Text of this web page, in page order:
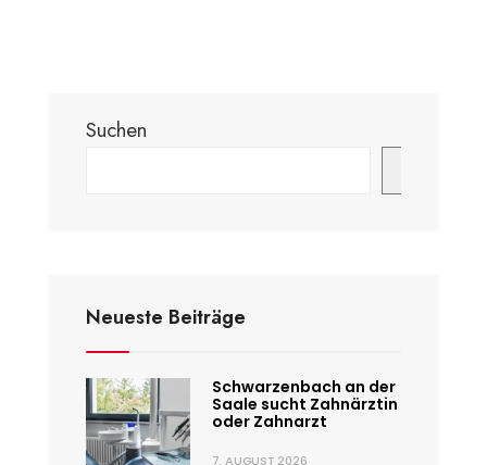
Suchen
Neueste Beiträge
Schwarzenbach an der
Saale sucht Zahnärztin
oder Zahnarzt
7. AUGUST 2026